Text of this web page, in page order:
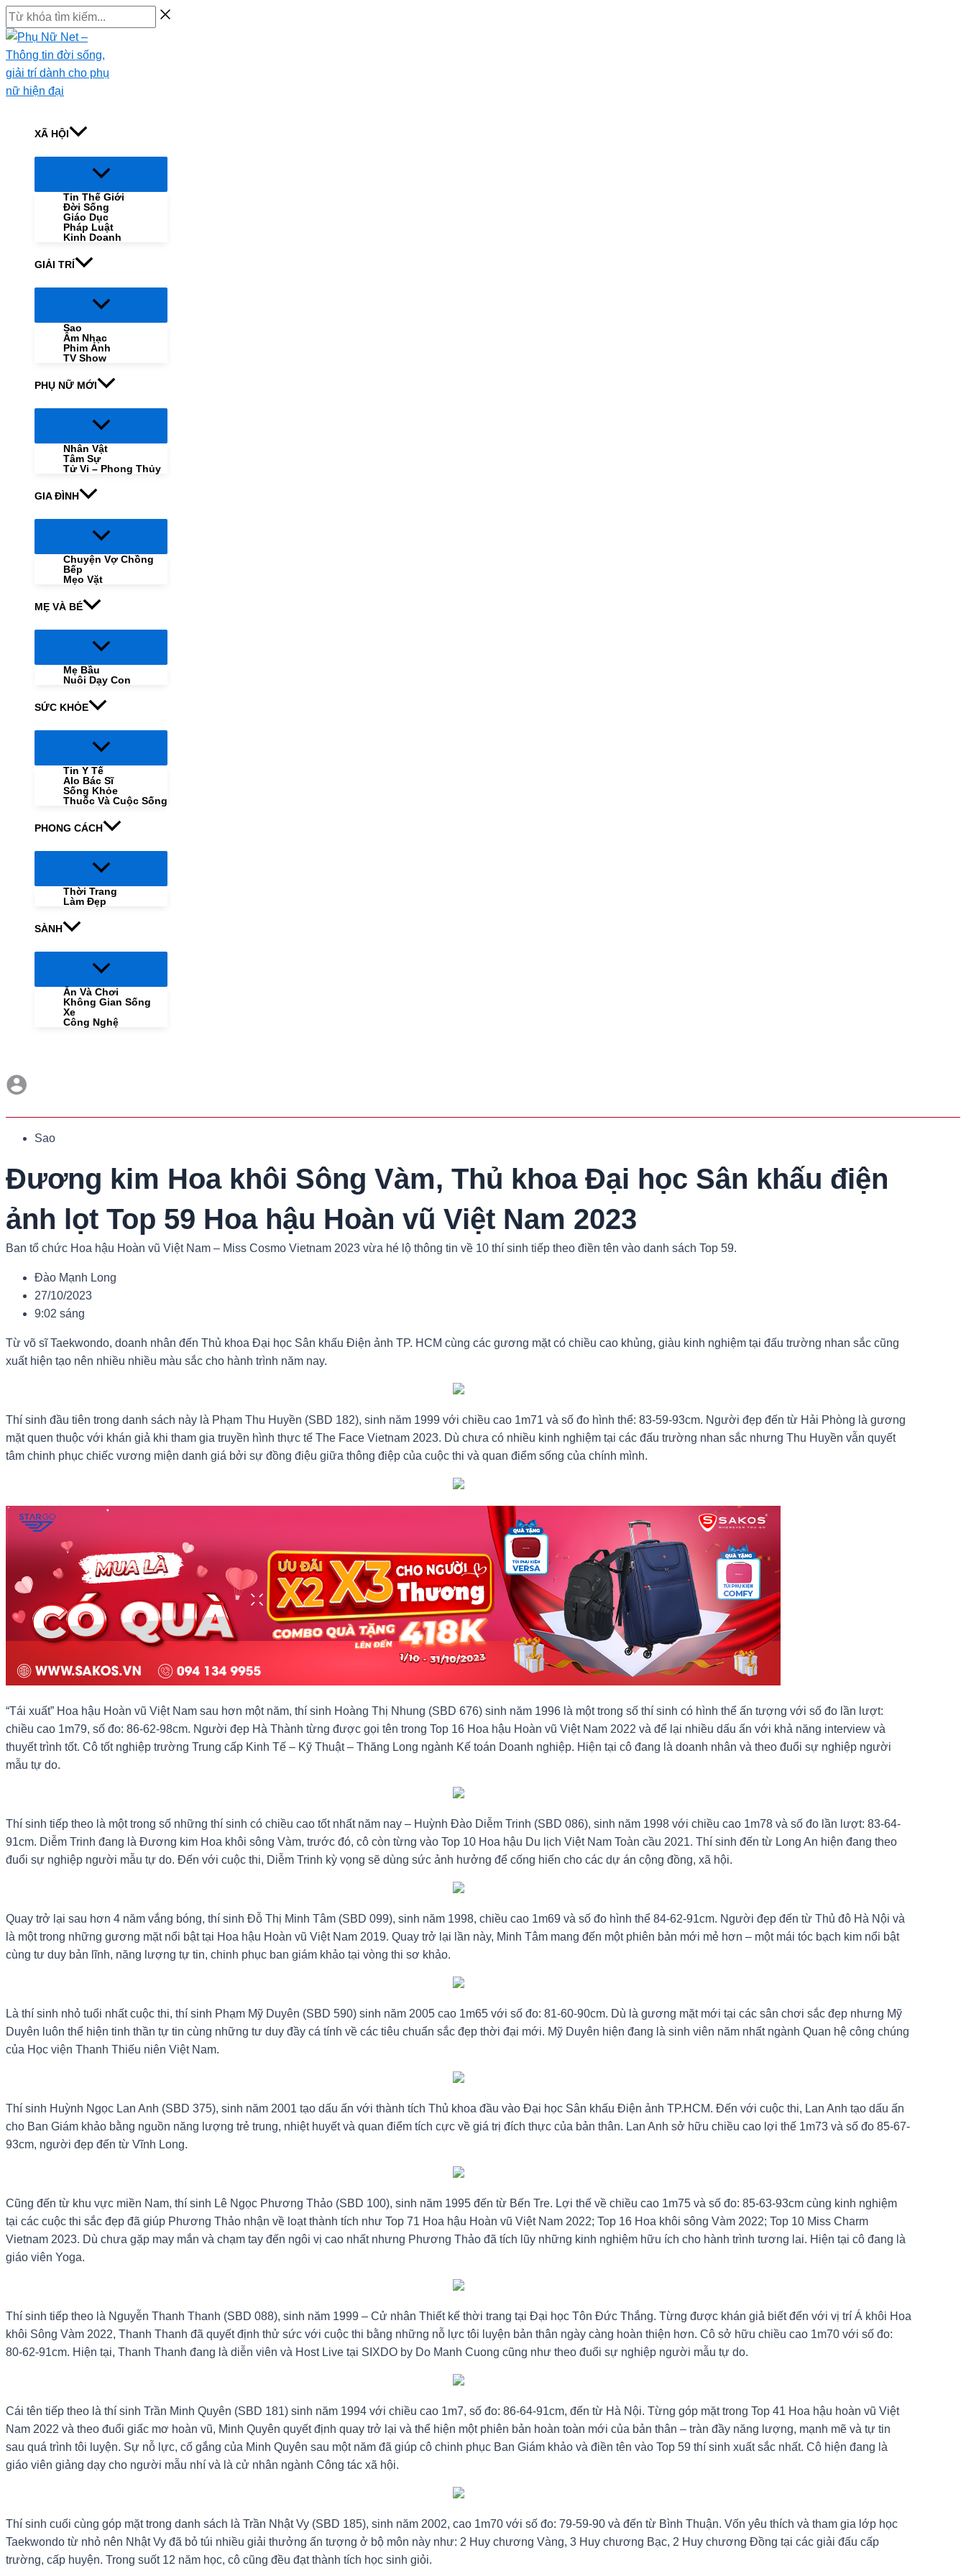
Skip
to
content
Từ
khóa
tìm
kiếm...
XÃ HỘI
Menu
Tin Thế Giới
Đời Sống
Giáo Dục
Pháp Luật
Kinh Doanh
GIẢI TRÍ
Menu
Sao
Âm Nhạc
Phim Ảnh
TV Show
PHỤ NỮ MỚI
Menu
Nhân Vật
Tâm Sự
Tử Vi – Phong Thủy
GIA ĐÌNH
Menu
Chuyện Vợ Chồng
Bếp
Mẹo Vặt
MẸ VÀ BÉ
Menu
Mẹ Bầu
Nuôi Dạy Con
SỨC KHỎE
Menu
Tin Y Tế
Alo Bác Sĩ
Sống Khỏe
Thuốc Và Cuộc Sống
PHONG CÁCH
Menu
Thời Trang
Làm Đẹp
SÀNH
Menu
Ăn Và Chơi
Không Gian Sống
Xe
Công Nghệ
Sao
Đương kim Hoa khôi Sông Vàm, Thủ khoa Đại học Sân khấu điện
ảnh lọt Top 59 Hoa hậu Hoàn vũ Việt Nam 2023
Ban tổ chức Hoa hậu Hoàn vũ Việt Nam – Miss Cosmo Vietnam 2023 vừa hé lộ thông tin về 10 thí sinh tiếp theo điền tên vào danh sách Top 59.
Đào Mạnh Long
27/10/2023
9:02 sáng
Từ võ sĩ Taekwondo, doanh nhân đến Thủ khoa Đại học Sân khấu Điện ảnh TP. HCM cùng các gương mặt có chiều cao khủng, giàu kinh nghiệm tại đấu trường nhan sắc cũng
xuất hiện tạo nên nhiều nhiều màu sắc cho hành trình năm nay.
Thí sinh đầu tiên trong danh sách này là Phạm Thu Huyền (SBD 182), sinh năm 1999 với chiều cao 1m71 và số đo hình thể: 83-59-93cm. Người đẹp đến từ Hải Phòng là gương
mặt quen thuộc với khán giả khi tham gia truyền hình thực tế The Face Vietnam 2023. Dù chưa có nhiều kinh nghiệm tại các đấu trường nhan sắc nhưng Thu Huyền vẫn quyết
tâm chinh phục chiếc vương miện danh giá bởi sự đồng điệu giữa thông điệp của cuộc thi và quan điểm sống của chính mình.
“Tái xuất” Hoa hậu Hoàn vũ Việt Nam sau hơn một năm, thí sinh Hoàng Thị Nhung (SBD 676) sinh năm 1996 là một trong số thí sinh có hình thể ấn tượng với số đo lần lượt:
chiều cao 1m79, số đo: 86-62-98cm. Người đẹp Hà Thành từng được gọi tên trong Top 16 Hoa hậu Hoàn vũ Việt Nam 2022 và để lại nhiều dấu ấn với khả năng interview và
thuyết trình tốt. Cô tốt nghiệp trường Trung cấp Kinh Tế – Kỹ Thuật – Thăng Long ngành Kế toán Doanh nghiệp. Hiện tại cô đang là doanh nhân và theo đuổi sự nghiệp người
mẫu tự do.
Thí sinh tiếp theo là một trong số những thí sinh có chiều cao tốt nhất năm nay – Huỳnh Đào Diễm Trinh (SBD 086), sinh năm 1998 với chiều cao 1m78 và số đo lần lượt: 83-64-
91cm. Diễm Trinh đang là Đương kim Hoa khôi sông Vàm, trước đó, cô còn từng vào Top 10 Hoa hậu Du lịch Việt Nam Toàn cầu 2021. Thí sinh đến từ Long An hiện đang theo
đuổi sự nghiệp người mẫu tự do. Đến với cuộc thi, Diễm Trinh kỳ vọng sẽ dùng sức ảnh hưởng để cống hiến cho các dự án cộng đồng, xã hội.
Quay trở lại sau hơn 4 năm vắng bóng, thí sinh Đỗ Thị Minh Tâm (SBD 099), sinh năm 1998, chiều cao 1m69 và số đo hình thể 84-62-91cm. Người đẹp đến từ Thủ đô Hà Nội và
là một trong những gương mặt nổi bật tại Hoa hậu Hoàn vũ Việt Nam 2019. Quay trở lại lần này, Minh Tâm mang đến một phiên bản mới mẻ hơn – một mái tóc bạch kim nổi bật
cùng tư duy bản lĩnh, năng lượng tự tin, chinh phục ban giám khảo tại vòng thi sơ khảo.
Là thí sinh nhỏ tuổi nhất cuộc thi, thí sinh Phạm Mỹ Duyên (SBD 590) sinh năm 2005 cao 1m65 với số đo: 81-60-90cm. Dù là gương mặt mới tại các sân chơi sắc đẹp nhưng Mỹ
Duyên luôn thể hiện tinh thần tự tin cùng những tư duy đầy cá tính về các tiêu chuẩn sắc đẹp thời đại mới. Mỹ Duyên hiện đang là sinh viên năm nhất ngành Quan hệ công chúng
của Học viện Thanh Thiếu niên Việt Nam.
Thí sinh Huỳnh Ngọc Lan Anh (SBD 375), sinh năm 2001 tạo dấu ấn với thành tích Thủ khoa đầu vào Đại học Sân khấu Điện ảnh TP.HCM. Đến với cuộc thi, Lan Anh tạo dấu ấn
cho Ban Giám khảo bằng nguồn năng lượng trẻ trung, nhiệt huyết và quan điểm tích cực về giá trị đích thực của bản thân. Lan Anh sở hữu chiều cao lợi thế 1m73 và số đo 85-67-
93cm, người đẹp đến từ Vĩnh Long.
Cũng đến từ khu vực miền Nam, thí sinh Lê Ngọc Phương Thảo (SBD 100), sinh năm 1995 đến từ Bến Tre. Lợi thế về chiều cao 1m75 và số đo: 85-63-93cm cùng kinh nghiệm
tại các cuộc thi sắc đẹp đã giúp Phương Thảo nhận về loạt thành tích như Top 71 Hoa hậu Hoàn vũ Việt Nam 2022; Top 16 Hoa khôi sông Vàm 2022; Top 10 Miss Charm
Vietnam 2023. Dù chưa gặp may mắn và chạm tay đến ngôi vị cao nhất nhưng Phương Thảo đã tích lũy những kinh nghiệm hữu ích cho hành trình tương lai. Hiện tại cô đang là
giáo viên Yoga.
Thí sinh tiếp theo là Nguyễn Thanh Thanh (SBD 088), sinh năm 1999 – Cử nhân Thiết kế thời trang tại Đại học Tôn Đức Thắng. Từng được khán giả biết đến với vị trí Á khôi Hoa
khôi Sông Vàm 2022, Thanh Thanh đã quyết định thử sức với cuộc thi bằng những nỗ lực tôi luyện bản thân ngày càng hoàn thiện hơn. Cô sở hữu chiều cao 1m70 với số đo:
80-62-91cm. Hiện tại, Thanh Thanh đang là diễn viên và Host Live tại SIXDO by Do Manh Cuong cũng như theo đuổi sự nghiệp người mẫu tự do.
Cái tên tiếp theo là thí sinh Trần Minh Quyên (SBD 181) sinh năm 1994 với chiều cao 1m7, số đo: 86-64-91cm, đến từ Hà Nội. Từng góp mặt trong Top 41 Hoa hậu hoàn vũ Việt
Nam 2022 và theo đuổi giấc mơ hoàn vũ, Minh Quyên quyết định quay trở lại và thể hiện một phiên bản hoàn toàn mới của bản thân – tràn đầy năng lượng, mạnh mẽ và tự tin
sau quá trình tôi luyện. Sự nỗ lực, cố gắng của Minh Quyên sau một năm đã giúp cô chinh phục Ban Giám khảo và điền tên vào Top 59 thí sinh xuất sắc nhất. Cô hiện đang là
giáo viên giảng dạy cho người mẫu nhí và là cử nhân ngành Công tác xã hội.
Thí sinh cuối cùng góp mặt trong danh sách là Trần Nhật Vy (SBD 185), sinh năm 2002, cao 1m70 với số đo: 79-59-90 và đến từ Bình Thuận. Vốn yêu thích và tham gia lớp học
Taekwondo từ nhỏ nên Nhật Vy đã bỏ túi nhiều giải thưởng ấn tượng ở bộ môn này như: 2 Huy chương Vàng, 3 Huy chương Bạc, 2 Huy chương Đồng tại các giải đấu cấp
trường, cấp huyện. Trong suốt 12 năm học, cô cũng đều đạt thành tích học sinh giỏi.